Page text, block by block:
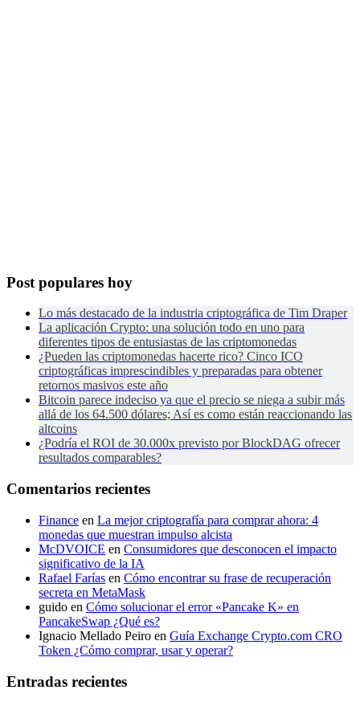
Post populares hoy
Lo más destacado de la industria criptográfica de Tim Draper
La aplicación Crypto: una solución todo en uno para
diferentes tipos de entusiastas de las criptomonedas
¿Pueden las criptomonedas hacerte rico? Cinco ICO
criptográficas imprescindibles y preparadas para obtener
retornos masivos este año
Bitcoin parece indeciso ya que el precio se niega a subir más
allá de los 64.500 dólares; Así es como están reaccionando las
altcoins
¿Podría el ROI de 30.000x previsto por BlockDAG ofrecer
resultados comparables?
Comentarios recientes
Finance en La mejor criptografía para comprar ahora: 4
monedas que muestran impulso alcista
McDVOICE en Consumidores que desconocen el impacto
significativo de la IA
Rafael Farías en Cómo encontrar su frase de recuperación
secreta en MetaMask
guido en Cómo solucionar el error «Pancake K» en
PancakeSwap ¿Qué es?
Ignacio Mellado Peiro en Guía Exchange Crypto.com CRO
Token ¿Cómo comprar, usar y operar?
Entradas recientes